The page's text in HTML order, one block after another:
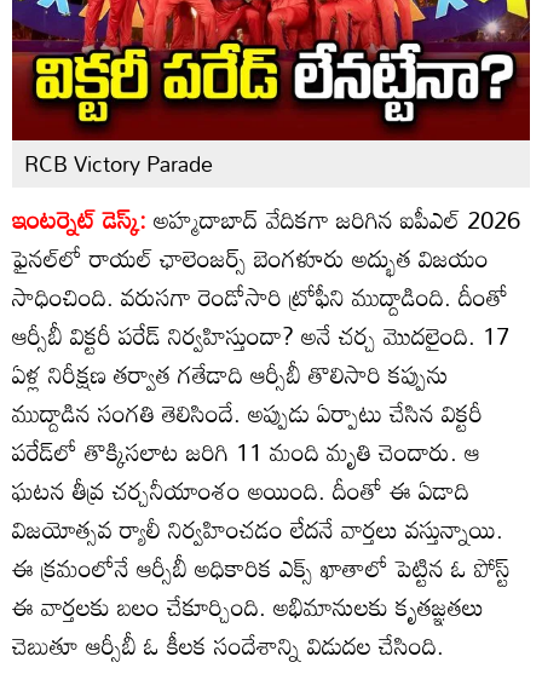
RCB Victory Parade
ఇంటర్నెట్ డెస్క్:అహ్మదాబాద్ వేదికగా జరిగిన ఐపీఎల్ 2026
ఫైనల్‌లో రాయల్ ఛాలెంజర్స్ బెంగళూరు అద్భుత విజయం
సాధించింది. వరుసగా రెండోసారి ట్రోఫీని ముద్దాడింది. దీంతో
ఆర్సీబీ విక్టరీ పరేడ్ నిర్వహిస్తుందా? అనే చర్చ మొదలైంది. 17
ఏళ్ల నిరీక్షణ తర్వాత గతేడాది ఆర్సీబీ తొలిసారి కప్పును
ముద్దాడిన సంగతి తెలిసిందే. అప్పుడు ఏర్పాటు చేసిన విక్టరీ
పరేడ్‌లో తొక్కిసలాట జరిగి 11 మంది మృతి చెందారు. ఆ
ఘటన తీవ్ర చర్చనీయాంశం అయింది. దీంతో ఈ ఏడాది
విజయోత్సవ ర్యాలీ నిర్వహించడం లేదనే వార్తలు వస్తున్నాయి.
ఈ క్రమంలోనే ఆర్సీబీ అధికారిక ఎక్స్ ఖాతాలో పెట్టిన ఓ పోస్ట్
ఈ వార్తలకు బలం చేకూర్చింది. అభిమానులకు కృతజ్ఞతలు
చెబుతూ ఆర్సీబీ ఓ కీలక సందేశాన్ని విడుదల చేసింది.